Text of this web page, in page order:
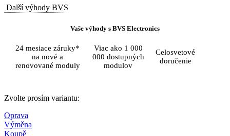
Další výhody BVS
Vaše výhody s BVS Electronics
24 mesiace záruky*
na nové a
renovované moduly
Viac ako 1 000
000 dostupných
modulov
Celosvetové
doručenie
Zvolte prosím variantu:
Oprava
Výměna
Koupě